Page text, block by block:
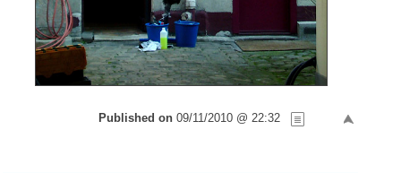
Published on 09/11/2010 @ 22:32